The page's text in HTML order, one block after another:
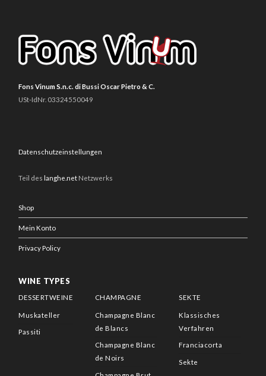
Fons Vinum S.n.c. di Bussi Oscar Pietro & C.
USt-IdNr. 03324550049
Datenschutzeinstellungen
Teil des langhe.net Netzwerks
Shop
Mein Konto
Privacy Policy
WINE TYPES
DESSERTWEINE
Muskateller
Passiti
CHAMPAGNE
Champagne Blanc
de Blancs
Champagne Blanc
de Noirs
SEKTE
Klassisches
Verfahren
Franciacorta
Sekte